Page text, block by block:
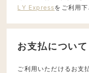
LY Expressをご利用下
お支払について
ご利用いただけるお支